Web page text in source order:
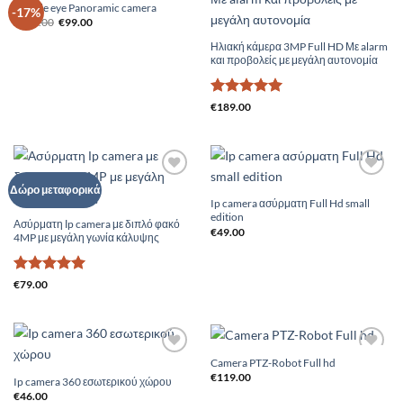
-17%
Add to
Double eye Panoramic camera
€
119.00 Original
€99.00Η
Ηλιακή κάμερα 3MP Full HD Με alarm
και προβολείς με μεγάλη αυτονομία
Βαθμολογήθηκε
€189.00
Δώρο μεταφορικά
Add to
Ασύρματη Ιp camera με διπλό φακό
4MP με μεγάλη γωνία κάλυψης
Βαθμολογήθηκε
€79.00
Wishlist
Ip camera ασύρματη Full Hd small
edition
€49.00
Ip camera 360 εσωτερικού χώρου
€46.00
Camera PTZ-Robot Full hd
€119.00